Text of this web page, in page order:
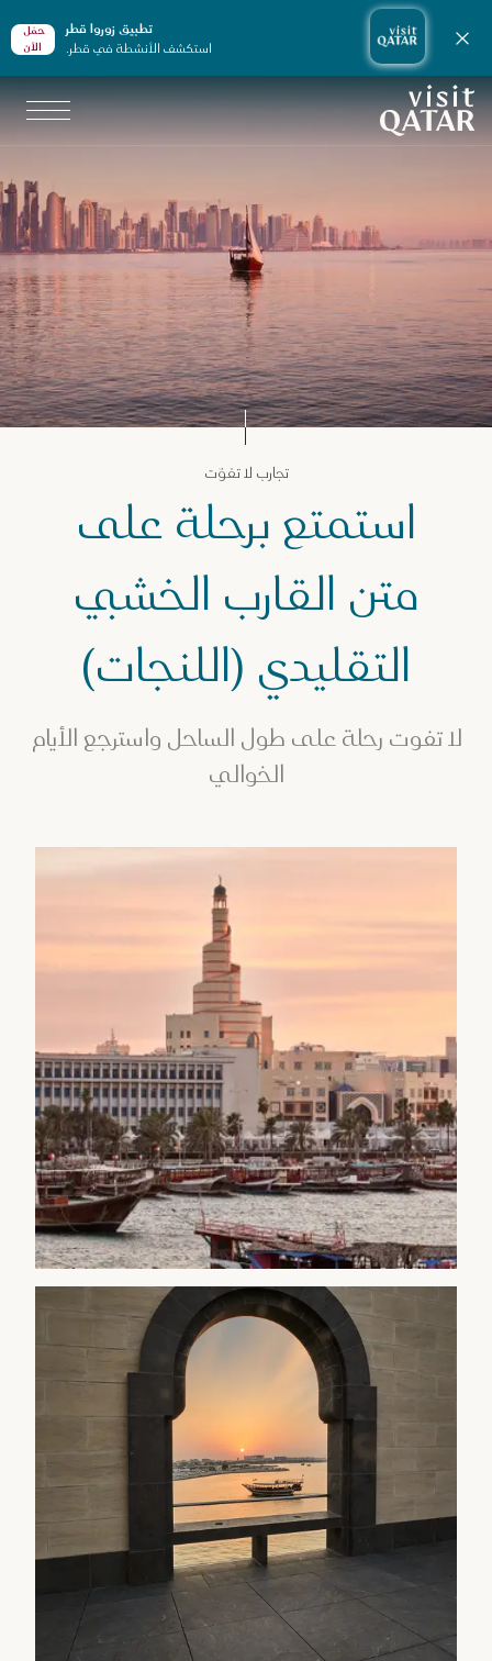
تطبيق زوروا قطر
استكشف الأنشطة في قطر.
حمّل
الأن
إغلاق الإشعارات
الصفحة الرئيسية لموقع VisitQatar
عطلة عائلية
استمتع برحلة على متن القارب الخشبي التقليدي (اللنجات)
تجارب لا تفوّت
استمتع برحلة على
متن القارب الخشبي
التقليدي (اللنجات)
لا تفوت رحلة على طول الساحل واسترجع الأيام
الخوالي